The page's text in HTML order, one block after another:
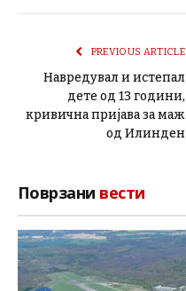
PREVIOUS ARTICLE
Навредувал и истепал
дете од 13 години,
кривична пријава за маж
од Илинден
Поврзани вести